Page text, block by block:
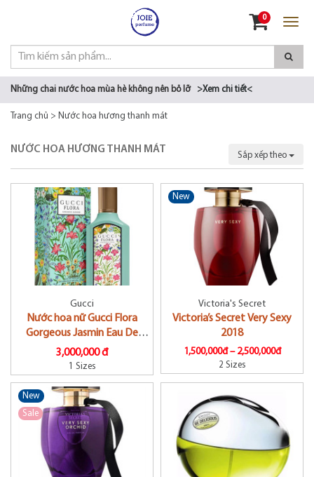
0
Những chai nước hoa mùa hè không nên bỏ lỡ >Xem chi tiết<
Trang chủ > Nước hoa hương thanh mát
NƯỚC HOA HƯƠNG THANH MÁT
Sắp xếp theo
Gucci
Nước hoa nữ Gucci Flora
Gorgeous Jasmin Eau De
Parfum
3,000,000 đ
1 Sizes
Victoria's Secret
Victoria’s Secret Very Sexy
2018
1,500,000đ – 2,500,000đ
2 Sizes
New
New
Sale